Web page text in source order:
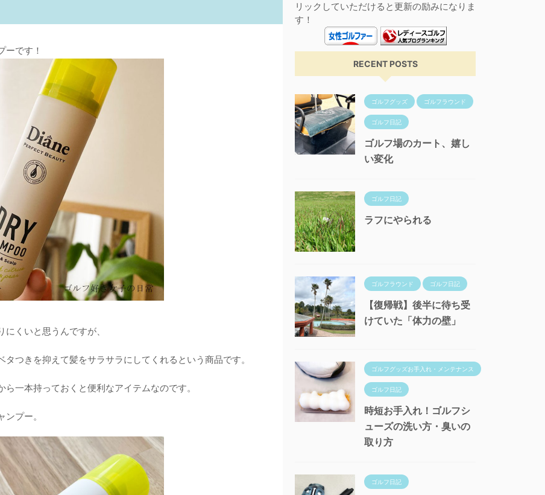
ーです！
くいと思うんですが、
つきを抑えて髪をサラサラにしてくれるという商品です。
一本持っておくと便利なアイテムなのです。
プー。
リックしていただけると更新の励みになりま
す！
RECENT POSTS
ゴルフグッズ ゴルフラウンド
ゴルフ日記
ゴルフ場のカート、嬉し
い変化
ゴルフ日記
ラフにやられる
ゴルフラウンド ゴルフ日記
【復帰戦】後半に待ち受
けていた「体力の壁」
ゴルフグッズお手入れ・メンテナンス
ゴルフ日記
時短お手入れ！ゴルフシ
ューズの洗い方・臭いの
取り方
ゴルフ日記